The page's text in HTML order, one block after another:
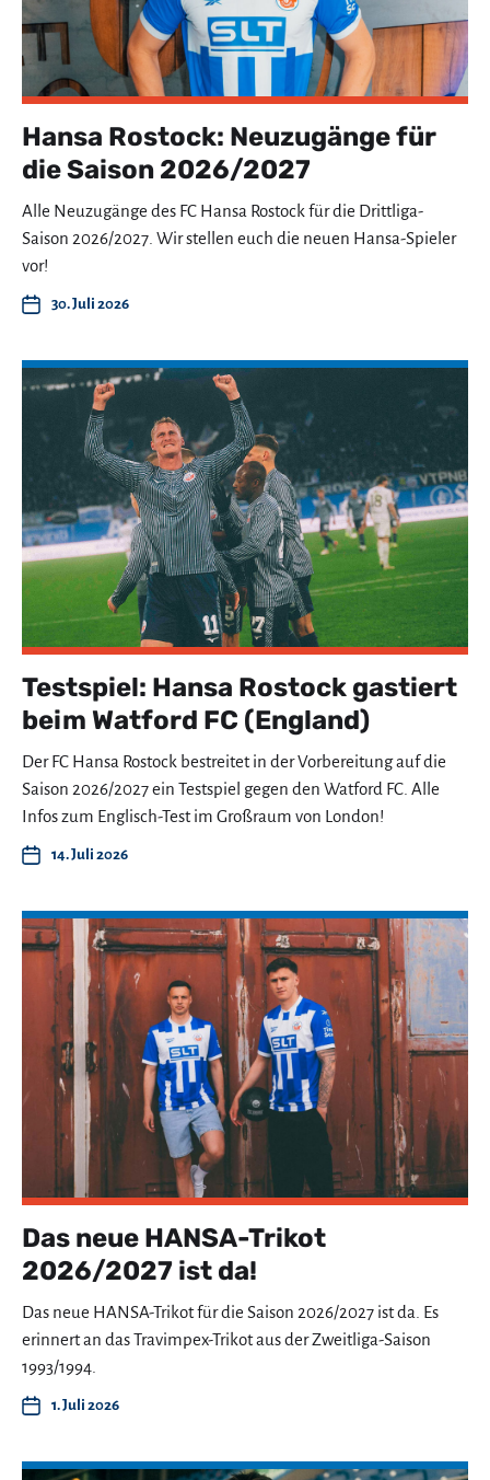
Hansa Rostock: Neuzugänge für
die Saison 2026/2027
Alle Neuzugänge des FC Hansa Rostock für die Drittliga-
Saison 2026/2027. Wir stellen euch die neuen Hansa-Spieler
vor!
30. Juli 2026
Testspiel: Hansa Rostock gastiert
beim Watford FC (England)
Der FC Hansa Rostock bestreitet in der Vorbereitung auf die
Saison 2026/2027 ein Testspiel gegen den Watford FC. Alle
Infos zum Englisch-Test im Großraum von London!
14. Juli 2026
Das neue HANSA-Trikot
2026/2027 ist da!
Das neue HANSA-Trikot für die Saison 2026/2027 ist da. Es
erinnert an das Travimpex-Trikot aus der Zweitliga-Saison
1993/1994.
1. Juli 2026